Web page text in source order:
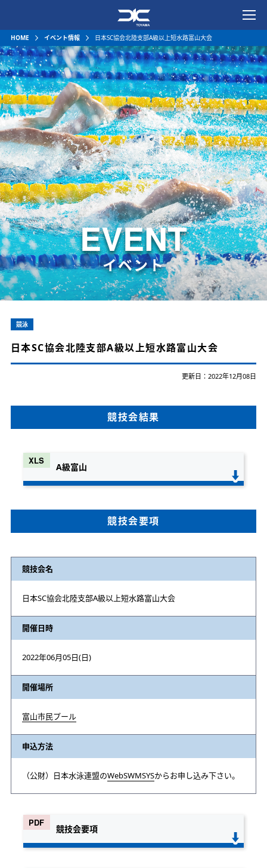
一般社団法人富山県水泳連
HOME イベント情報 日本SC協会北陸支部A級以上短水路富山大会
EVENT
イベント
競泳
日本SC協会北陸支部A級以上短水路富山大会
更新日：2022年12月08日
競技会結果
A級富山
競技会要項
競技会名
日本SC協会北陸支部A級以上短水路富山大会
開催日時
2022年06月05日(日)
開催場所
富山市民プール
申込方法
（公財）日本水泳連盟のWebSWMSYSからお申し込み下さい。
競技会要項